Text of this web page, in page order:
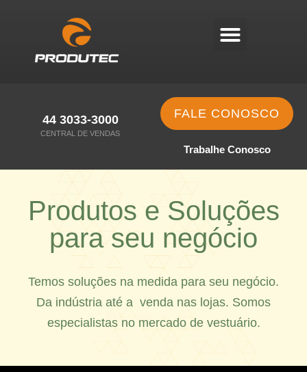
44 3033-3000
CENTRAL DE VENDAS
FALE CONOSCO
Trabalhe Conosco
Produtos e Soluções
para seu negócio
Temos soluções na medida para seu negócio.
Da indústria até a venda nas lojas. Somos
especialistas no mercado de vestuário.